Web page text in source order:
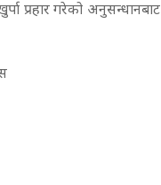
प्रहार गरेको अनुसन्धानबाट